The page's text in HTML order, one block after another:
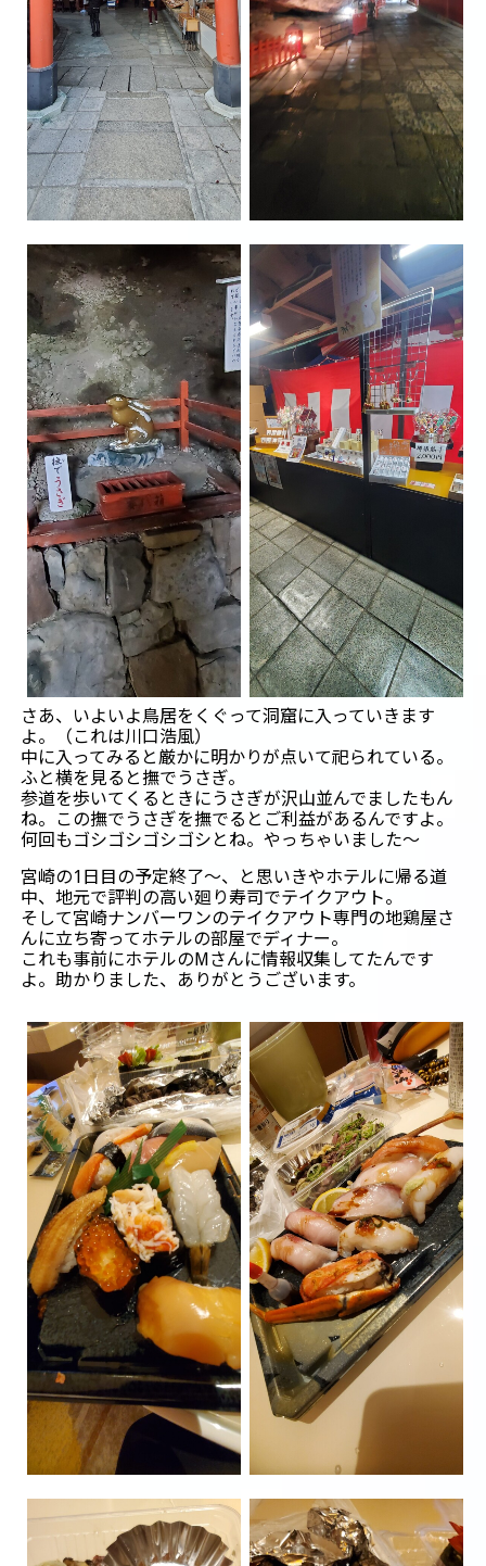
さあ、いよいよ鳥居をくぐって洞窟に入っていきます
よ。（これは川口浩風）
中に入ってみると厳かに明かりが点いて祀られている。
ふと横を見ると撫でうさぎ。
参道を歩いてくるときにうさぎが沢山並んでましたもん
ね。この撫でうさぎを撫でるとご利益があるんですよ。
何回もゴシゴシゴシゴシとね。やっちゃいました～
宮崎の1日目の予定終了～、と思いきやホテルに帰る道
中、地元で評判の高い廻り寿司でテイクアウト。
そして宮崎ナンバーワンのテイクアウト専門の地鶏屋さ
んに立ち寄ってホテルの部屋でディナー。
これも事前にホテルのMさんに情報収集してたんです
よ。助かりました、ありがとうございます。